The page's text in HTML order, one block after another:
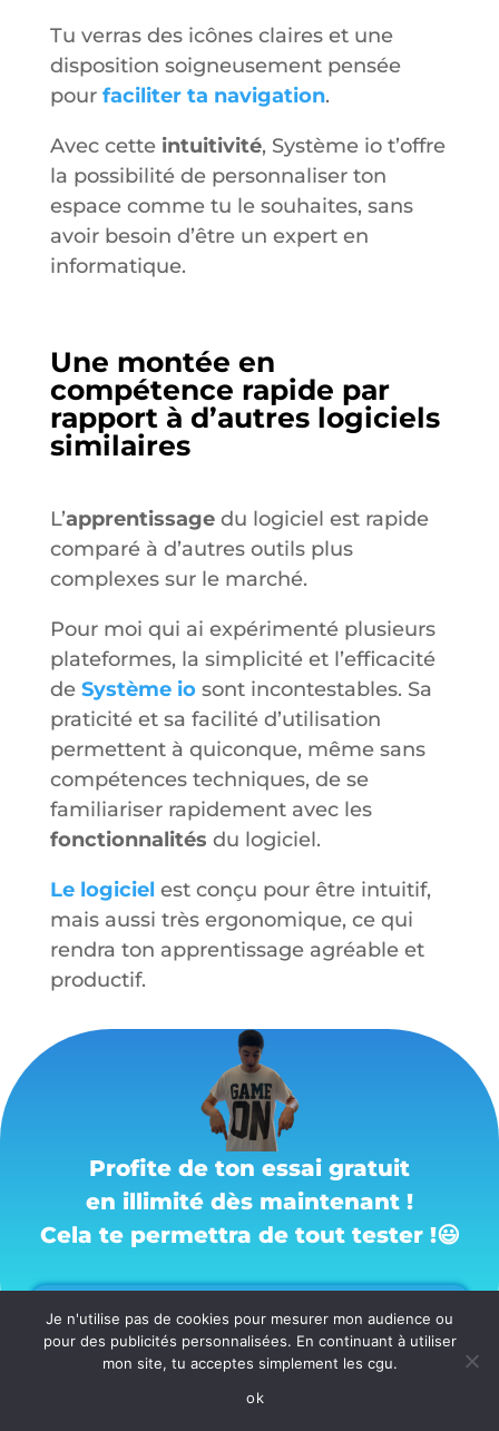
Tu verras des icônes claires et une
disposition soigneusement pensée
pour faciliter ta navigation.
Avec cette intuitivité, Système io t’offre
la possibilité de personnaliser ton
espace comme tu le souhaites, sans
avoir besoin d’être un expert en
informatique.
Une montée en
compétence rapide par
rapport à d’autres logiciels
similaires
L’apprentissagedu logiciel est rapide
comparé à d’autres outils plus
complexes sur le marché.
Pour moi qui ai expérimenté plusieurs
plateformes, la simplicité et l’efficacité
de Système io sont incontestables. Sa
praticité et sa facilité d’utilisation
permettent à quiconque, même sans
compétences techniques, de se
familiariser rapidement avec les
fonctionnalités du logiciel.
Le logiciel est conçu pour être intuitif,
mais aussi très ergonomique, ce qui
rendra ton apprentissage agréable et
productif.
Profite de ton essai gratuit
en illimité dès maintenant !
Cela te permettra de tout tester !😃
Je n'utilise pas de cookies pour mesurer mon audience ou
pour des publicités personnalisées. En continuant à utiliser
mon site, tu acceptes simplement les cgu.
ok